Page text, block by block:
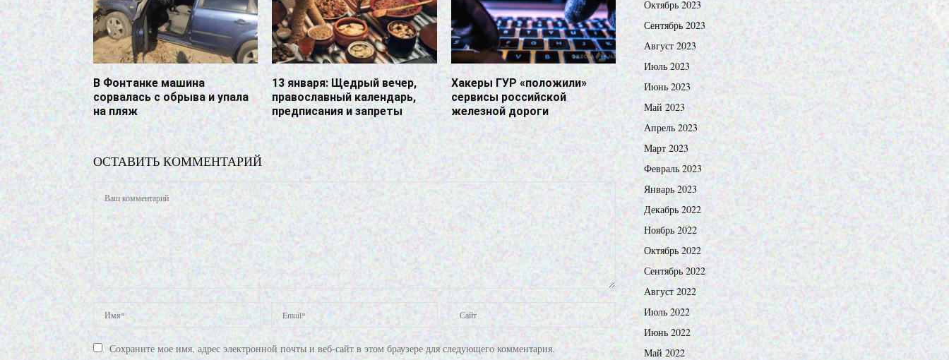
В Фонтанке машина
сорвалась с обрыва и упала
на пляж
13 января: Щедрый вечер,
православный календарь,
предписания и запреты
Хакеры ГУР «положили»
сервисы российской
железной дороги
ОСТАВИТЬ КОММЕНТАРИЙ
Сохраните мое имя, адрес электронной почты и веб-сайт в этом браузере для следующего комментария.
Октябрь 2023
Сентябрь 2023
Август 2023
Июль 2023
Июнь 2023
Май 2023
Апрель 2023
Март 2023
Февраль 2023
Январь 2023
Декабрь 2022
Ноябрь 2022
Октябрь 2022
Сентябрь 2022
Август 2022
Июль 2022
Июнь 2022
Май 2022